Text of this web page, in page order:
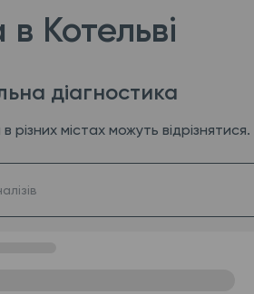
Котельві
діагностика
в різних містах можуть відрізнятися.